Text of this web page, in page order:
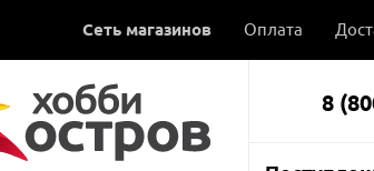
Сеть магазинов Оплата
8